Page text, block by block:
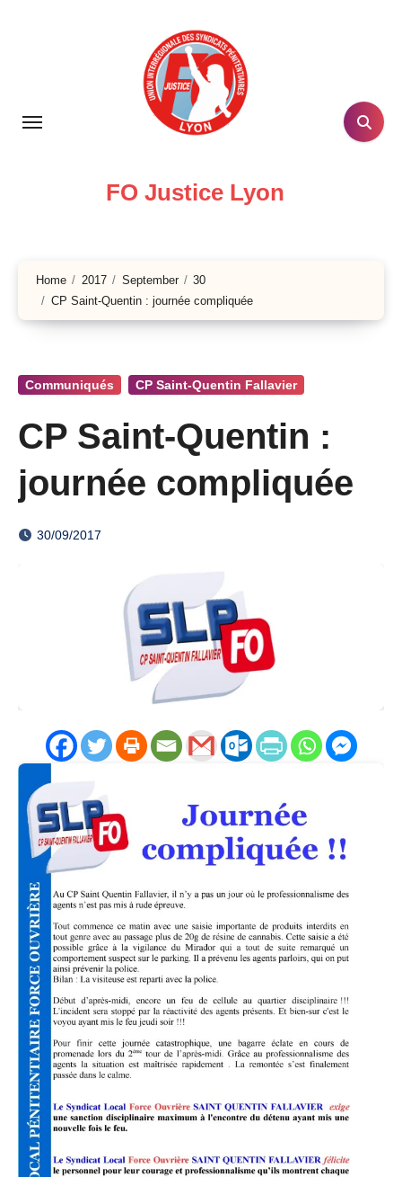
FO Justice Lyon
Home 2017 September
30
CP Saint-Quentin : journée compliquée
Communiqués CP Saint-Quentin Fallavier
CP Saint-Quentin :
journée compliquée
30/09/2017